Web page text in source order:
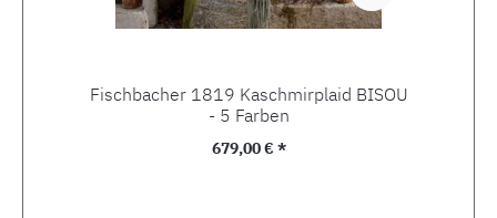
Fischbacher 1819 Kaschmirplaid BISOU
- 5 Farben
Regulärer Preis:
679,00 € *